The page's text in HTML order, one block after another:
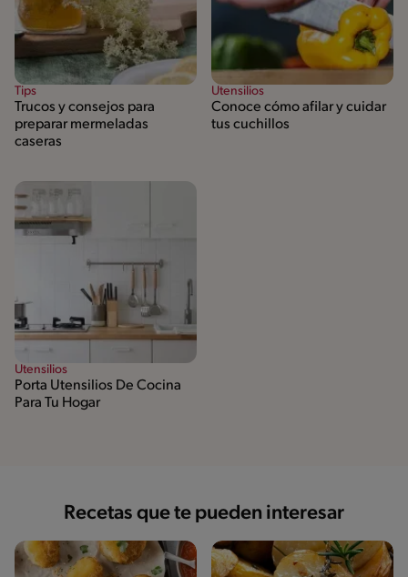
Tips
Trucos y consejos para
preparar mermeladas
caseras
Utensilios
Conoce cómo afilar y cuidar
tus cuchillos
Utensilios
Porta Utensilios De Cocina
Para Tu Hogar
Recetas que te pueden interesar